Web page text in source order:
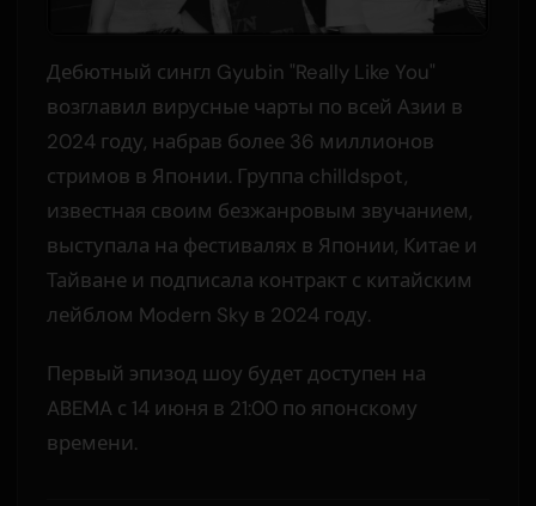
Дебютный сингл Gyubin "Really Like You"
возглавил вирусные чарты по всей Азии в
2024 году, набрав более 36 миллионов
стримов в Японии. Группа chilldspot,
известная своим безжанровым звучанием,
выступала на фестивалях в Японии, Китае и
Тайване и подписала контракт с китайским
лейблом Modern Sky в 2024 году.
Первый эпизод шоу будет доступен на
ABEMA с 14 июня в 21:00 по японскому
времени.